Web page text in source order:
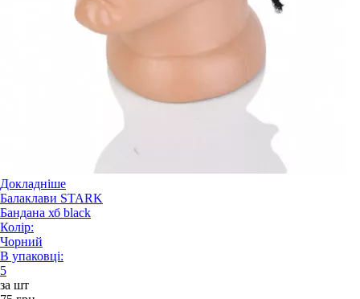
Докладніше
Балаклави STARK
Бандана хб black
Колір:
Чорний
В упаковці:
5
за шт